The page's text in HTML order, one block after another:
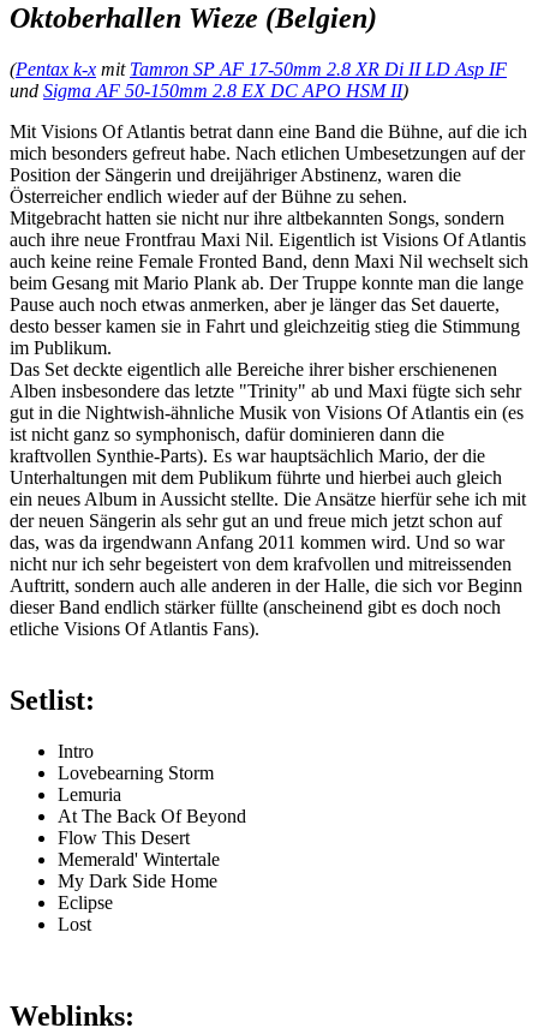
Oktoberhallen Wieze (Belgien)
(Pentax k-x mit Tamron SP AF 17-50mm 2.8 XR Di II LD Asp IF
und Sigma AF 50-150mm 2.8 EX DC APO HSM II)
Mit Visions Of Atlantis betrat dann eine Band die Bühne, auf die ich
mich besonders gefreut habe. Nach etlichen Umbesetzungen auf der
Position der Sängerin und dreijähriger Abstinenz, waren die
Österreicher endlich wieder auf der Bühne zu sehen.
Mitgebracht hatten sie nicht nur ihre altbekannten Songs, sondern
auch ihre neue Frontfrau Maxi Nil. Eigentlich ist Visions Of Atlantis
auch keine reine Female Fronted Band, denn Maxi Nil wechselt sich
beim Gesang mit Mario Plank ab. Der Truppe konnte man die lange
Pause auch noch etwas anmerken, aber je länger das Set dauerte,
desto besser kamen sie in Fahrt und gleichzeitig stieg die Stimmung
im Publikum.
Das Set deckte eigentlich alle Bereiche ihrer bisher erschienenen
Alben insbesondere das letzte "Trinity" ab und Maxi fügte sich sehr
gut in die Nightwish-ähnliche Musik von Visions Of Atlantis ein (es
ist nicht ganz so symphonisch, dafür dominieren dann die
kraftvollen Synthie-Parts). Es war hauptsächlich Mario, der die
Unterhaltungen mit dem Publikum führte und hierbei auch gleich
ein neues Album in Aussicht stellte. Die Ansätze hierfür sehe ich mit
der neuen Sängerin als sehr gut an und freue mich jetzt schon auf
das, was da irgendwann Anfang 2011 kommen wird. Und so war
nicht nur ich sehr begeistert von dem krafvollen und mitreissenden
Auftritt, sondern auch alle anderen in der Halle, die sich vor Beginn
dieser Band endlich stärker füllte (anscheinend gibt es doch noch
etliche Visions Of Atlantis Fans).
Setlist:
Intro
Lovebearning Storm
Lemuria
At The Back Of Beyond
Flow This Desert
Memerald' Wintertale
My Dark Side Home
Eclipse
Lost
Weblinks: